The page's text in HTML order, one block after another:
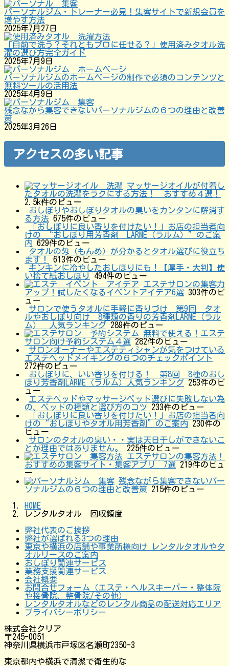
パーソナルジム・トレーナー必見！集客サイトで新規会員を
増やす方法
2025年7月27日
「自前で洗う？それともプロに任せる？」使用済みタオル洗
濯の選び方完全ガイド
2025年7月9日
パーソナルジムのホームページの制作で必須のコンテンツと
無料ツールの活用法
2025年4月9日
残念ながら集客できないパーソナルジムの６つの理由と改善
策
2025年3月26日
アクセスの多い記事
マッサージオイルが付着し
たタオルの洗濯をラクにする方法！ おすすめ４選！
2.5k件のビュー
おしぼりやおしぼりタオルの臭いをカンタンに解消す
る方法 675件のビュー
「おしぼりに良い香りを付けたい！」お店の担当者向
けの “おしぼり用芳香剤 LARME（ラルム）”のご案
内 629件のビュー
タオルの匁（もんめ）が分かるとタオル選びに役立ち
ます！
613件のビュー
キンキンに冷やしたおしぼりにも！【厚手・大判】使
い捨て紙おしぼり
494件のビュー
エステサロンの集客力
アップ！試したくなるイベントアイデア6選 303件のビ
ュー
サロンで使うタオルに手軽に香りづけ 第9回 タオ
ルやおしぼり向け 8種類の香りの芳香剤LARME（ラル
ム） 人気ランキング
289件のビュー
無料で使える！エステ
サロン向け予約システム４選
282件のビュー
サロンオーナーやエステティシャンが気をつけている
エステベッドメイキングの６つのチェックポイント
272件のビュー
おしぼりに、いい香りを付ける！ 第8回 8種のおし
ぼり芳香剤LARME（ラルム）人気ランキング
253件のビ
ュー
エステベッドやマッサージベッド選びに失敗しない為
の、ベッドの種類と選び方のコツ
233件のビュー
「おしぼりに良い香りを付けたい！」お店の担当者向
けの“おしぼりやタオル用芳香剤”のご案内
230件の
ビュー
サロンのタオルの臭い・・実は天日干しができないこ
とが理由ではありません。
225件のビュー
エステサロンの集客方法！
おすすめの集客サイト・集客アプリ 7選
219件のビュ
ー
残念ながら集客できないパー
ソナルジムの６つの理由と改善策
215件のビュー
HOME
レンタルタオル 回収頻度
弊社代表のご挨拶
弊社が選ばれる3つの理由
東京や横浜の店舗や事業所様向け レンタルタオルやタ
オルリースのご案内
おしぼり関連サービス
業務支援関連サービス
会社概要
お問合せフォーム（エステ・ヘルスキーパー・整体院
や接骨院、整骨院/その他）
レンタルタオルなどのレンタル商品の配送対応エリア
プライバシーポリシー
株式会社クリア
〒245-0051
神奈川県横浜市戸塚区名瀬町2350-3
東京都内や横浜で清潔で衛生的な